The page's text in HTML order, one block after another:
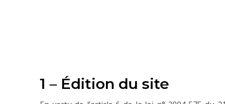
1 – Édition du site